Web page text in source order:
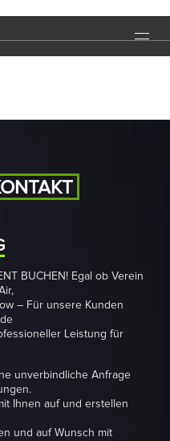
BUCHEN! Egal ob Verein
– Für unsere Kunden
Leistung für
unverbindliche Anfrage
Ihnen auf und erstellen
und auf Wunsch mit